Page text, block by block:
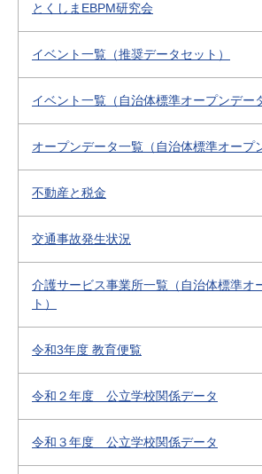
とくしまEBPM研究会
イベント一覧（推奨データセット）
イベント一覧（自治体標準オープンデー
オープンデータ一覧（自治体標準オープ
不動産と税金
交通事故発生状況
介護サービス事業所一覧（自治体標準オ
ト）
令和3年度 教育便覧
令和２年度 公立学校関係データ
令和３年度 公立学校関係データ